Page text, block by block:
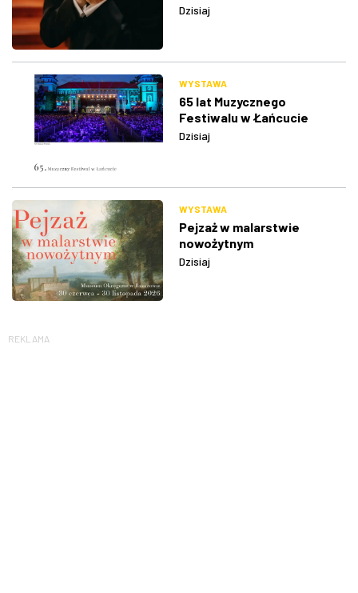
Dzisiaj
WYSTAWA
65 lat Muzycznego
Festiwalu w Łańcucie
Dzisiaj
WYSTAWA
Pejzaż w malarstwie
nowożytnym
Dzisiaj
REKLAMA